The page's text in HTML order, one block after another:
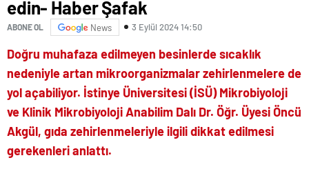
edin- Haber Şafak
ABONE OL News 3 Eylül 2024 14:50
Doğru muhafaza edilmeyen besinlerde sıcaklık
nedeniyle artan mikroorganizmalar zehirlenmelere de
yol açabiliyor. İstinye Üniversitesi (İSÜ) Mikrobiyoloji
ve Klinik Mikrobiyoloji Anabilim Dalı Dr. Öğr. Üyesi Öncü
Akgül, gıda zehirlenmeleriyle ilgili dikkat edilmesi
gerekenleri anlattı.